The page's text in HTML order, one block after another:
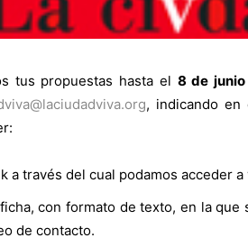
tus propuestas hasta el 8 de
, indicando en
a través del cual podamos acceder
con formato de texto, en la
de contacto.